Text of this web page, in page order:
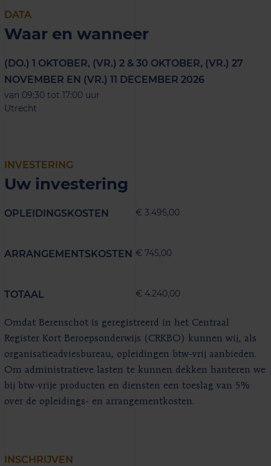
DATA
Waar en wanneer
(DO.) 1 OKTOBER, (VR.) 2 & 30 OKTOBER, (VR.) 27
NOVEMBER EN (VR.) 11 DECEMBER 2026
van 09:30 tot 17:00 uur
Utrecht
INVESTERING
Uw investering
OPLEIDINGSKOSTEN € 3.495,00
ARRANGEMENTSKOSTEN € 745,00
TOTAAL € 4.240,00
Omdat Berenschot is geregistreerd in het Centraal
Register Kort Beroepsonderwijs (CRKBO) kunnen wij, als
organisatieadviesbureau, opleidingen btw-vrij aanbieden.
Om administratieve lasten te kunnen dekken hanteren we
bij btw-vrije producten en diensten een toeslag van 5%
over de opleidings- en arrangementkosten.
INSCHRIJVEN